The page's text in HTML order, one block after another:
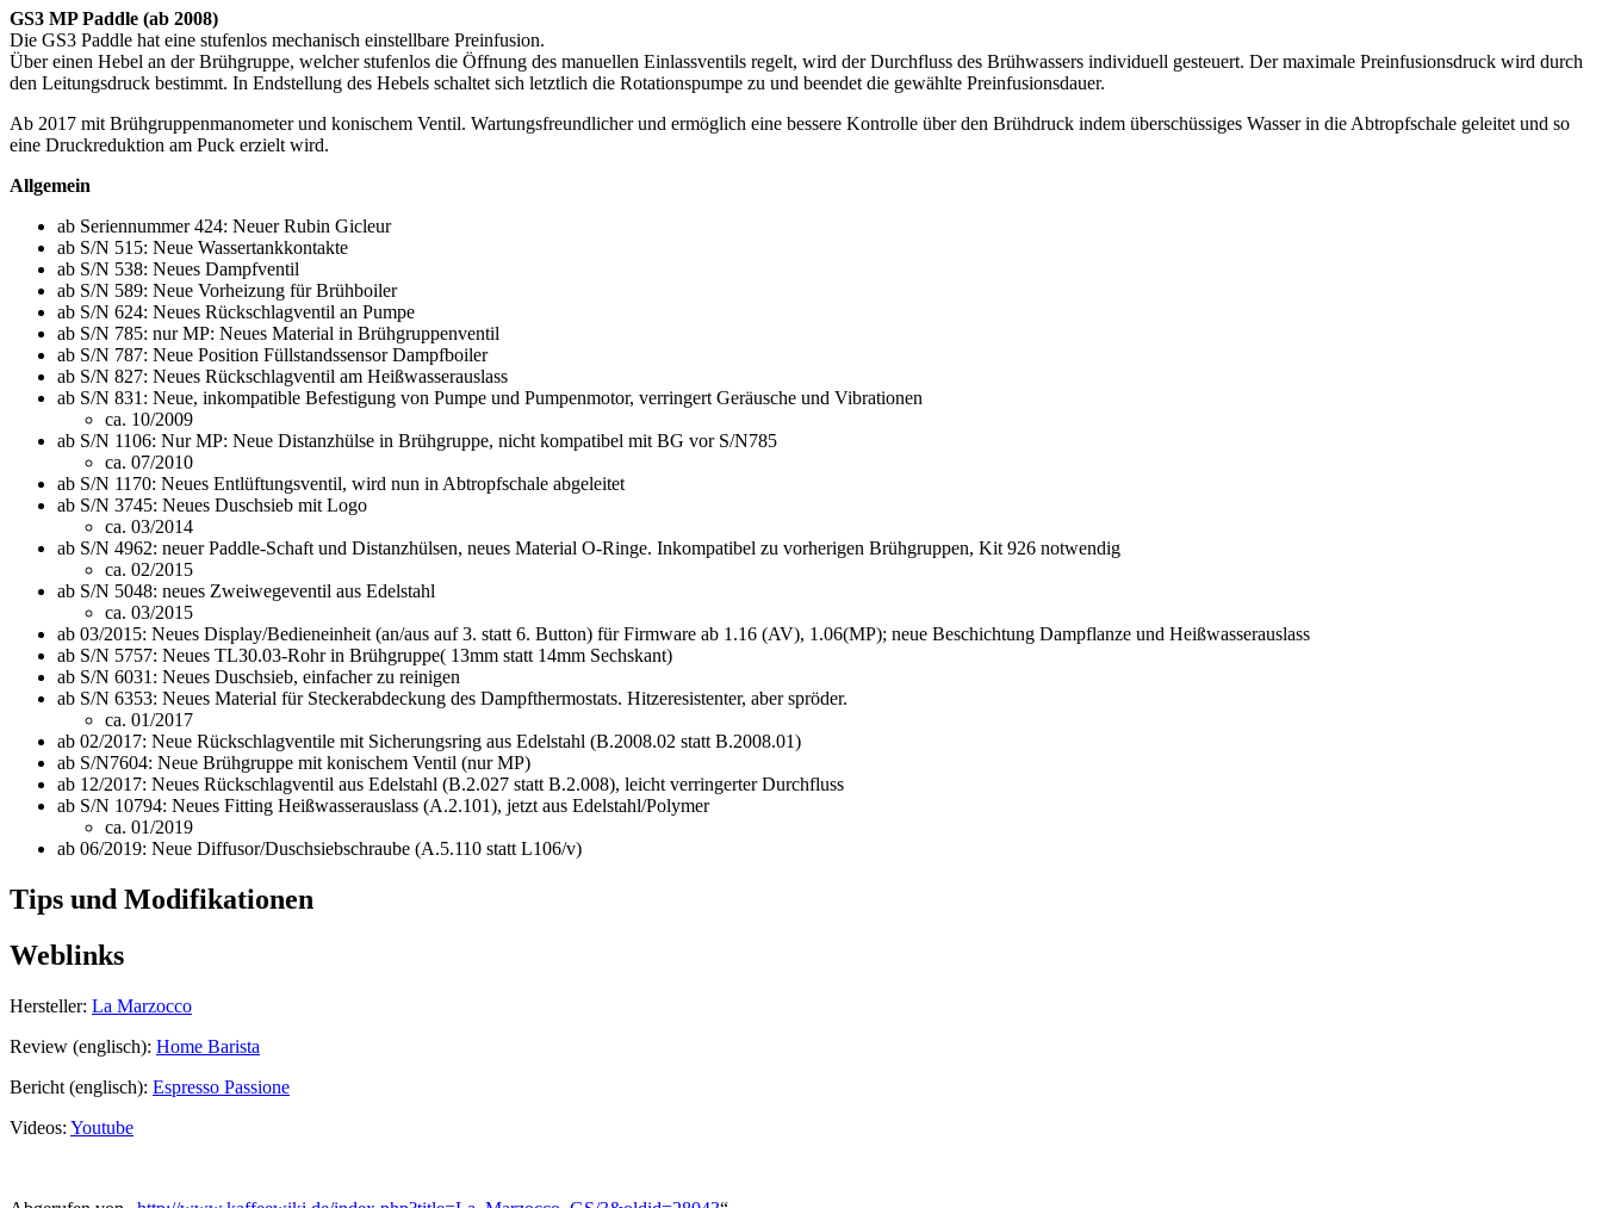
GS3 MP Paddle (ab 2008)
Die GS3 Paddle hat eine stufenlos mechanisch einstellbare Preinfusion.
Über einen Hebel an der Brühgruppe, welcher stufenlos die Öffnung des manuellen Einlassventils regelt, wird der Durchfluss des Brühwassers individuell gesteuert. Der maximale Preinfusionsdruck wird durch
den Leitungsdruck bestimmt. In Endstellung des Hebels schaltet sich letztlich die Rotationspumpe zu und beendet die gewählte Preinfusionsdauer.
Ab 2017 mit Brühgruppenmanometer und konischem Ventil. Wartungsfreundlicher und ermöglich eine bessere Kontrolle über den Brühdruck indem überschüssiges Wasser in die Abtropfschale geleitet und so
eine Druckreduktion am Puck erzielt wird.
Allgemein
ab Seriennummer 424: Neuer Rubin Gicleur
ab S/N 515: Neue Wassertankkontakte
ab S/N 538: Neues Dampfventil
ab S/N 589: Neue Vorheizung für Brühboiler
ab S/N 624: Neues Rückschlagventil an Pumpe
ab S/N 785: nur MP: Neues Material in Brühgruppenventil
ab S/N 787: Neue Position Füllstandssensor Dampfboiler
ab S/N 827: Neues Rückschlagventil am Heißwasserauslass
ab S/N 831: Neue, inkompatible Befestigung von Pumpe und Pumpenmotor, verringert Geräusche und Vibrationen
ca. 10/2009
ab S/N 1106: Nur MP: Neue Distanzhülse in Brühgruppe, nicht kompatibel mit BG vor S/N785
ca. 07/2010
ab S/N 1170: Neues Entlüftungsventil, wird nun in Abtropfschale abgeleitet
ab S/N 3745: Neues Duschsieb mit Logo
ca. 03/2014
ab S/N 4962: neuer Paddle-Schaft und Distanzhülsen, neues Material O-Ringe. Inkompatibel zu vorherigen Brühgruppen, Kit 926 notwendig
ca. 02/2015
ab S/N 5048: neues Zweiwegeventil aus Edelstahl
ca. 03/2015
ab 03/2015: Neues Display/Bedieneinheit (an/aus auf 3. statt 6. Button) für Firmware ab 1.16 (AV), 1.06(MP); neue Beschichtung Dampflanze und Heißwasserauslass
ab S/N 5757: Neues TL30.03-Rohr in Brühgruppe( 13mm statt 14mm Sechskant)
ab S/N 6031: Neues Duschsieb, einfacher zu reinigen
ab S/N 6353: Neues Material für Steckerabdeckung des Dampfthermostats. Hitzeresistenter, aber spröder.
ca. 01/2017
ab 02/2017: Neue Rückschlagventile mit Sicherungsring aus Edelstahl (B.2008.02 statt B.2008.01)
ab S/N7604: Neue Brühgruppe mit konischem Ventil (nur MP)
ab 12/2017: Neues Rückschlagventil aus Edelstahl (B.2.027 statt B.2.008), leicht verringerter Durchfluss
ab S/N 10794: Neues Fitting Heißwasserauslass (A.2.101), jetzt aus Edelstahl/Polymer
ca. 01/2019
ab 06/2019: Neue Diffusor/Duschsiebschraube (A.5.110 statt L106/v)
Tips und Modifikationen
Weblinks
Hersteller: La Marzocco
Review (englisch): Home Barista
Bericht (englisch): Espresso Passione
Videos: Youtube